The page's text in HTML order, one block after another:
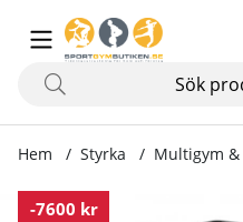
Hem Styrka Multigym
-7600 kr
Produktbilder Multigym